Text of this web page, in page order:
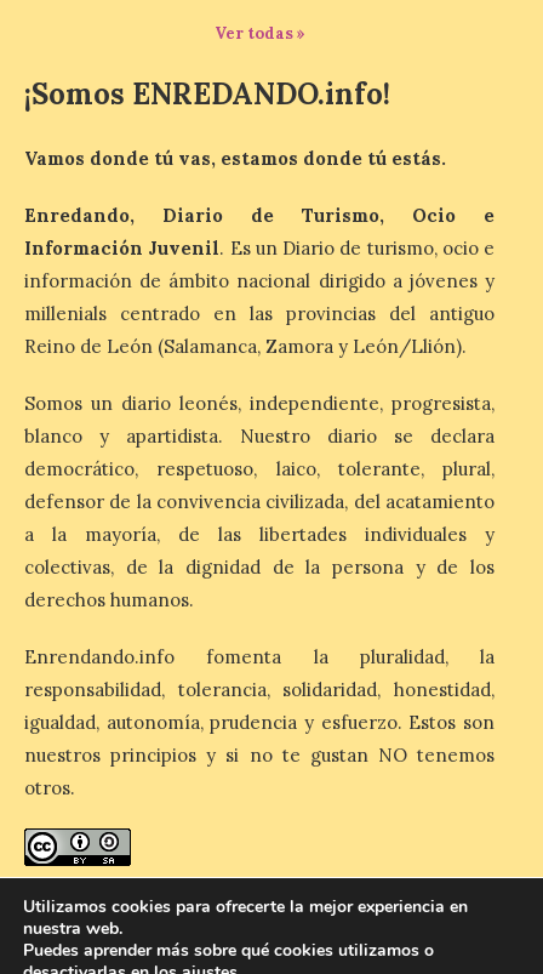
Iberia Marimba es un es
un encuentro
agosto en la localidad
la música de cámara. La Plaza del
Ayuntamiento de Ponferrada acogerá
este domingo, […]
MADO Madrid Orgullo
como uno de los
principales motores
económicos y turísticos de
Madrid
9 Ago 2026
El gasto total aumentó un
1,4 % respecto al año
categorías, el alojamiento
turístico concentró la mayor parte del
gasto, con un 25,9 % del total, seguido por
restauración […]
Ver todas »
¡Somos ENREDANDO.info!
Vamos donde tú vas, estamos donde tú estás.
Enredando, Diario de Turismo, Ocio e
Información Juvenil. Es un Diario de turismo, ocio e
información de ámbito nacional dirigido a jóvenes y
millenials centrado en las provincias del antiguo
Reino de León (Salamanca, Zamora y León/Llión).
Somos un diario leonés, independiente, progresista,
blanco y apartidista. Nuestro diario se declara
democrático, respetuoso, laico, tolerante, plural,
defensor de la convivencia civilizada, del acatamiento
a la mayoría, de las libertades individuales y
colectivas, de la dignidad de la persona y de los
derechos humanos.
Enrendando.info fomenta la pluralidad, la
responsabilidad, tolerancia, solidaridad, honestidad,
igualdad, autonomía, prudencia y esfuerzo. Estos son
nuestros principios y si no te gustan NO tenemos
otros.
Reconocimiento-CompartirIgual 4.0 Internacional
Utilizamos cookies para ofrecerte la mejor experiencia en
nuestra web.
Puedes aprender más sobre qué cookies utilizamos o